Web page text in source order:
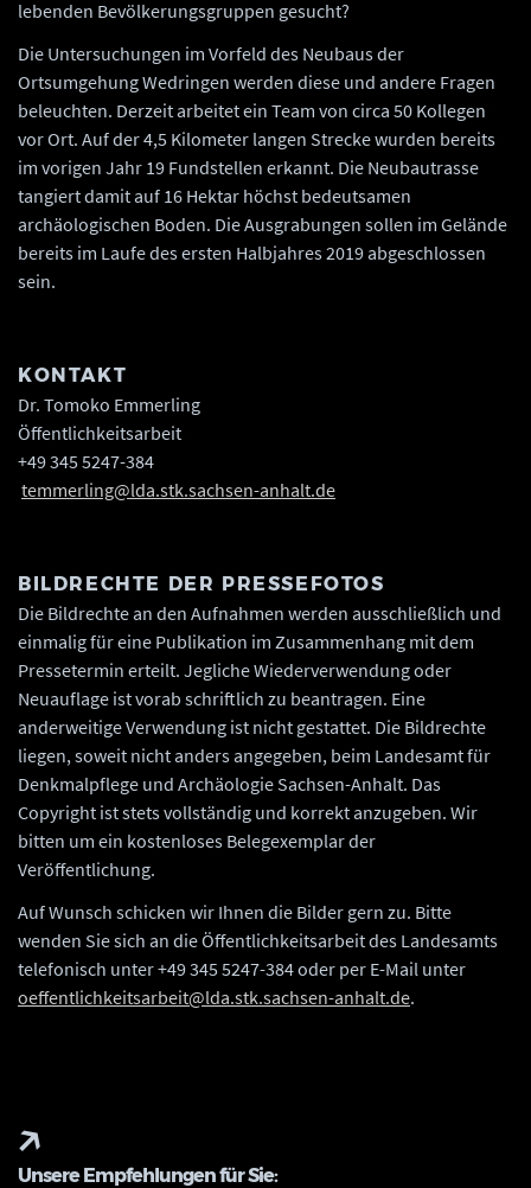
lebenden Bevölkerungsgruppen gesucht?
Die Untersuchungen im Vorfeld des Neubaus der
Ortsumgehung Wedringen werden diese und andere Fragen
beleuchten. Derzeit arbeitet ein Team von circa 50 Kollegen
vor Ort. Auf der 4,5 Kilometer langen Strecke wurden bereits
im vorigen Jahr 19 Fundstellen erkannt. Die Neubautrasse
tangiert damit auf 16 Hektar höchst bedeutsamen
archäologischen Boden. Die Ausgrabungen sollen im Gelände
bereits im Laufe des ersten Halbjahres 2019 abgeschlossen
sein.
KONTAKT
Dr. Tomoko Emmerling
Öffentlichkeitsarbeit
+49 345 5247-384
temmerling@lda.stk.sachsen-anhalt.de
BILDRECHTE DER PRESSEFOTOS
Die Bildrechte an den Aufnahmen werden ausschließlich und
einmalig für eine Publikation im Zusammenhang mit dem
Pressetermin erteilt. Jegliche Wiederverwendung oder
Neuauflage ist vorab schriftlich zu beantragen. Eine
anderweitige Verwendung ist nicht gestattet. Die Bildrechte
liegen, soweit nicht anders angegeben, beim Landesamt für
Denkmalpflege und Archäologie Sachsen-Anhalt. Das
Copyright ist stets vollständig und korrekt anzugeben. Wir
bitten um ein kostenloses Belegexemplar der
Veröffentlichung.
Auf Wunsch schicken wir Ihnen die Bilder gern zu. Bitte
wenden Sie sich an die Öffentlichkeitsarbeit des Landesamts
telefonisch unter +49 345 5247-384 oder per E-Mail unter
oeffentlichkeitsarbeit@lda.stk.sachsen-anhalt.de.
Unsere Empfehlungen für Sie: